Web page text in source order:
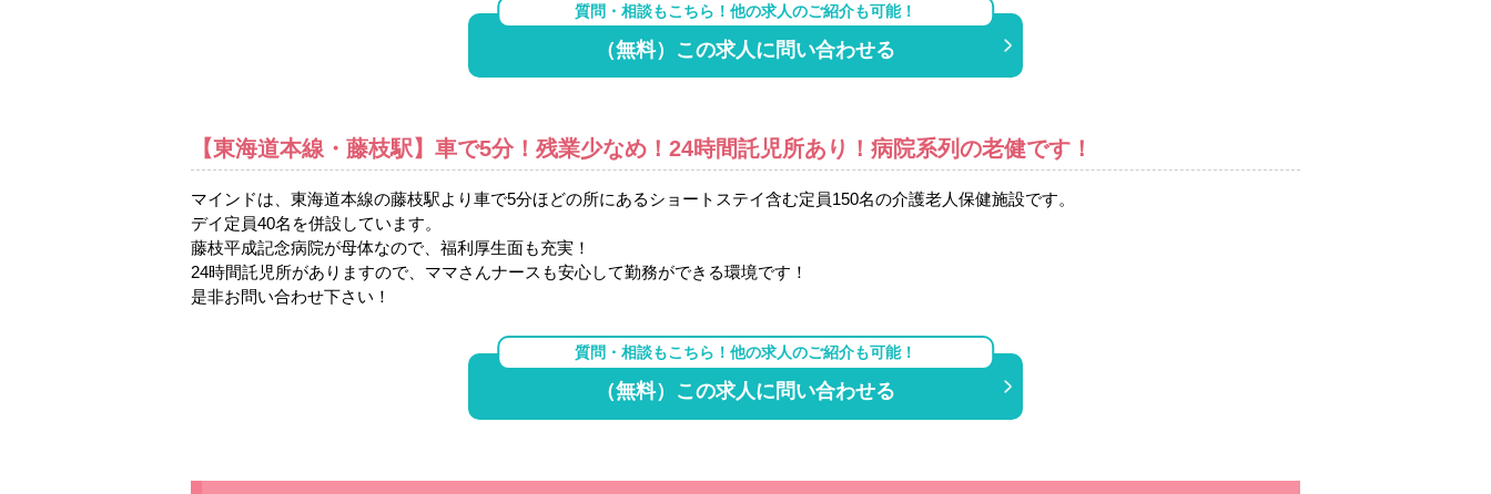
質問・相談もこちら！他の求人のご紹介も可能！
（無料）この求人に問い合わせる
【東海道本線・藤枝駅】車で5分！残業少なめ！24時間託児所あり！病院系列の老健です！
マインドは、東海道本線の藤枝駅より車で5分ほどの所にあるショートステイ含む定員150名の介護老人保健施設です。
デイ定員40名を併設しています。
藤枝平成記念病院が母体なので、福利厚生面も充実！
24時間託児所がありますので、ママさんナースも安心して勤務ができる環境です！
是非お問い合わせ下さい！
質問・相談もこちら！他の求人のご紹介も可能！
（無料）この求人に問い合わせる